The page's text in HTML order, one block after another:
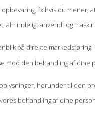
fx hvis du mener,
anvendt og
på direkte
den behandling af dine
herunder til den
behandling af dine